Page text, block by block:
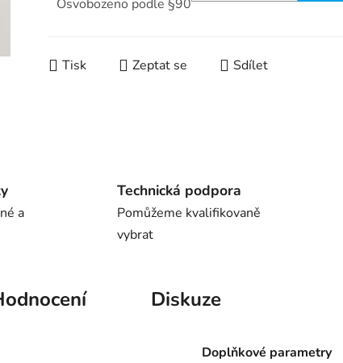
Osvobozeno podle §90
Tisk Zeptat se Sdílet
a
Technická podpora
Pomůžeme kvalifikovaně
vybrat
Diskuze
Doplňkové parametry